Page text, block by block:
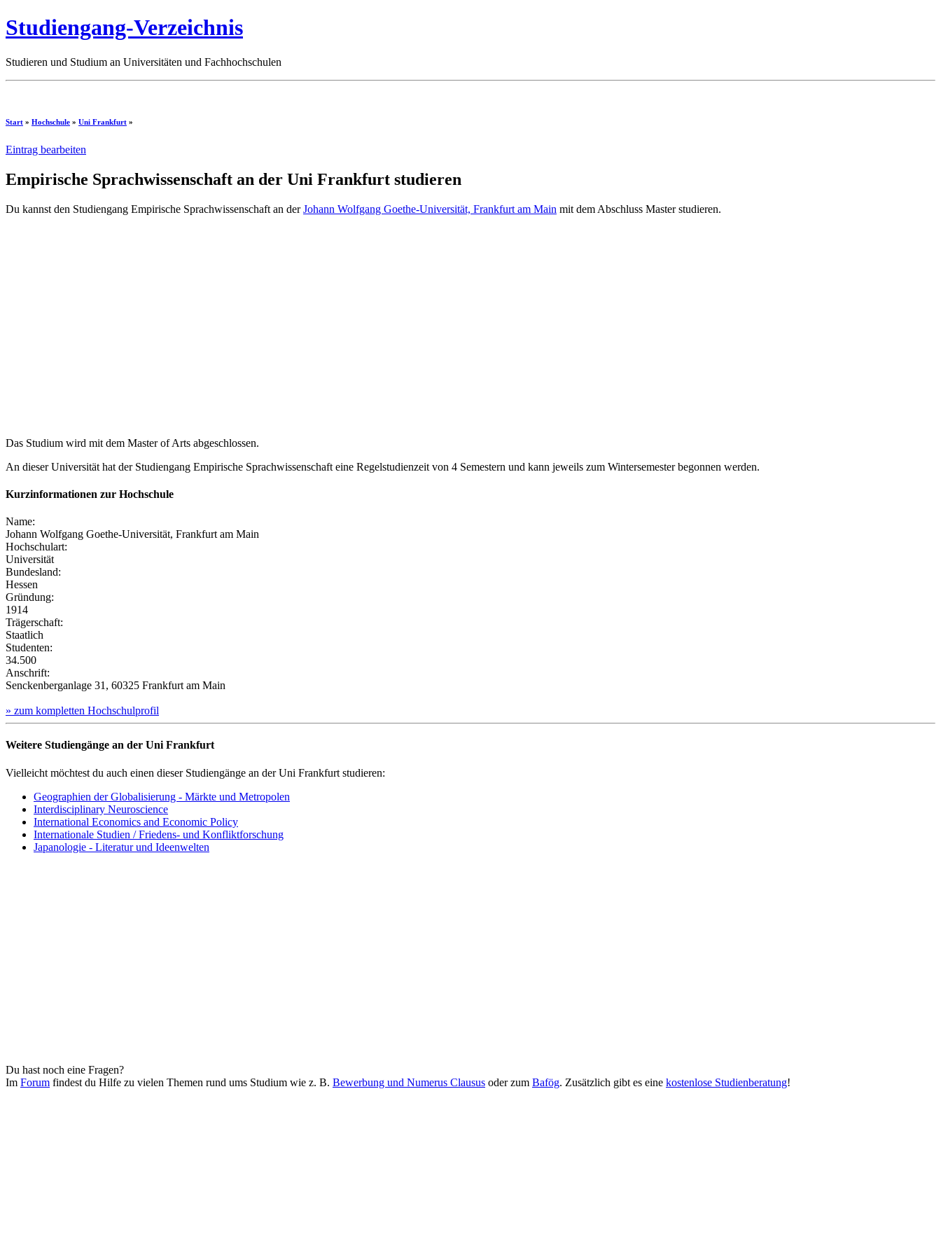
Studiengang-Verzeichnis
Studieren und Studium an Universitäten und Fachhochschulen
Start » Hochschule » Uni Frankfurt »
Eintrag bearbeiten
Empirische Sprachwissenschaft an der Uni Frankfurt studieren
Du kannst den Studiengang Empirische Sprachwissenschaft an derJohann Wolfgang Goethe-Universität, Frankfurt am Main mit dem Abschluss Master studieren.
Das Studium wird mit dem Master of Arts abgeschlossen.
An dieser Universität hat der Studiengang Empirische Sprachwissenschaft eine Regelstudienzeit von 4 Semestern und kann jeweils zum Wintersemester begonnen werden.
Kurzinformationen zur Hochschule
Name:
Johann Wolfgang Goethe-Universität, Frankfurt am Main
Hochschulart:
Universität
Bundesland:
Hessen
Gründung:
1914
Trägerschaft:
Staatlich
Studenten:
34.500
Anschrift:
Senckenberganlage 31, 60325 Frankfurt am Main
» zum kompletten Hochschulprofil
Weitere Studiengänge an der Uni Frankfurt
Vielleicht möchtest du auch einen dieser Studiengänge an der Uni Frankfurt studieren:
Geographien der Globalisierung - Märkte und Metropolen
Interdisciplinary Neuroscience
International Economics and Economic Policy
Internationale Studien / Friedens- und Konfliktforschung
Japanologie - Literatur und Ideenwelten
Du hast noch eine Fragen?
Im Forum findest du Hilfe zu vielen Themen rund ums Studium wie z. B. Bewerbung und Numerus Clausus oder zum Bafög. Zusätzlich gibt es eine kostenlose Studienberatung!